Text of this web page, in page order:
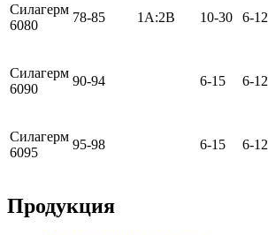
1А:2В
Силагерм
6080
78-85 10-30 6-12
Силагерм
6090
90-94 6-15 6-12
Силагерм
6095
95-98 6-15 6-12
Продукция